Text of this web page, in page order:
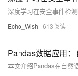
深度学习在安全事件检
Echo_Wish 613
Pandas数据应用：